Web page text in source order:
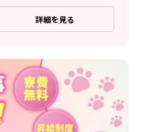
詳細を見る